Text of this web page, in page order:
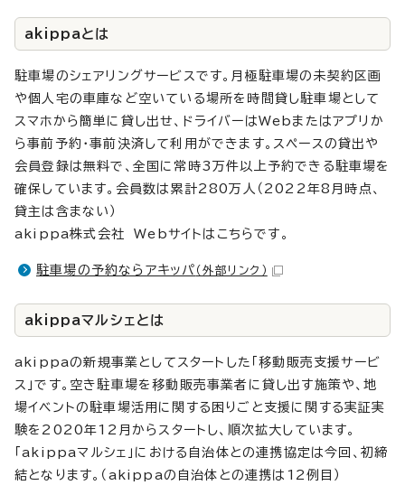
akippaとは
駐車場のシェアリングサービスです。月極駐車場の未契約区画
や個人宅の車庫など空いている場所を時間貸し駐車場として
スマホから簡単に貸し出せ、ドライバーはWebまたはアプリか
ら事前予約・事前決済して利用ができます。スペースの貸出や
会員登録は無料で、全国に常時3万件以上予約できる駐車場を
確保しています。会員数は累計280万人（2022年8月時点、
貸主は含まない）
akippa株式会社 Webサイトはこちらです。
駐車場の予約ならアキッパ （外部リンク）
akippaマルシェとは
akippaの新規事業としてスタートした「移動販売支援サービ
ス」です。空き駐車場を移動販売事業者に貸し出す施策や、地
場イベントの駐車場活用に関する困りごと支援に関する実証実
験を2020年12月からスタートし、順次拡大しています。
「akippaマルシェ」における自治体との連携協定は今回、初締
結となります。（akippaの自治体との連携は12例目）